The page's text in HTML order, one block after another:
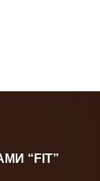
“FIT”